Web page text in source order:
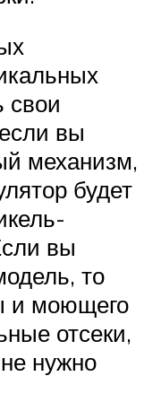
свои
вы
механизм,
будет
вы
то
и моющего
отсеки,
нужно